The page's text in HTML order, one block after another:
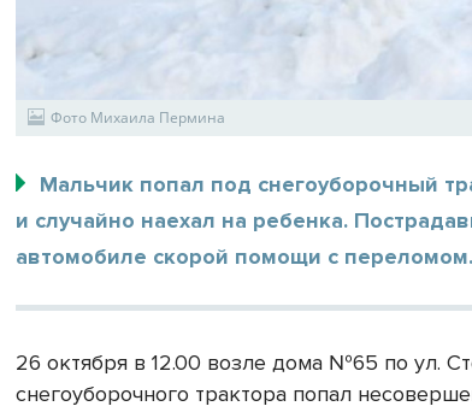
Фото Михаила Пермина
Мальчик попал под снегоуборочный
и случайно наехал на ребенка.
автомобиле скорой помощи с переломом.
26 октября в 12.00 возле дома №65 по ул.
снегоуборочного трактора попал